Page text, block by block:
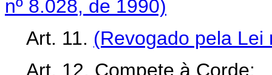
nº 8.028, de 1990)
Art. 11. (Revogado pela Lei
Art. 12. Compete à Corde: